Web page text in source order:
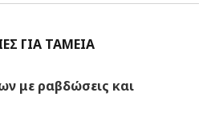
ΓΙΑ ΤΑΜΕΊΑ
με ραβδώσεις και